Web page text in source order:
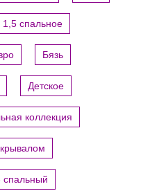
1,5 спальное
Бязь
Детское
коллекция